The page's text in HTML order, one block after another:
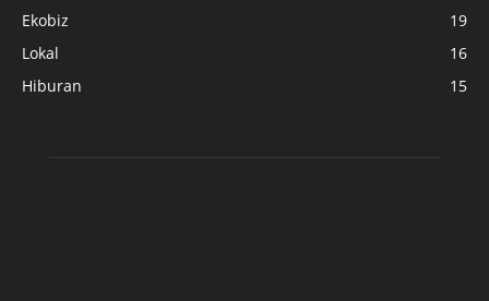
Ekobiz
19
Lokal
16
Hiburan
15